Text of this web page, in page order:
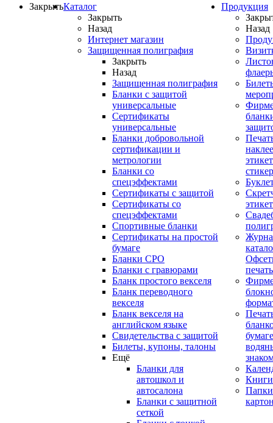
ЗакрытьКаталог
Закрыть
Назад
Интернет магазин
Защищенная полиграфия
Закрыть
Назад
Защищенная полиграфия
Бланки с защитой
универсальные
Сертификаты
универсальные
Бланки добровольной
сертификации и
метрологии
Бланки со
спецэффектами
Сертификаты с защитой
Сертификаты со
спецэффектами
Спортивные бланки
Cертификаты на простой
бумаге
Бланки СРО
Бланки с гравюрами
Бланк простого векселя
Бланк переводного
векселя
Бланк векселя на
английском языке
Свидетельства с защитой
Билеты, купоны, талоны
Ещё
Бланки для
автошкол и
автосалона
Бланки с защитной
сеткой
Продукция
Назад
печать
Книги
Папки